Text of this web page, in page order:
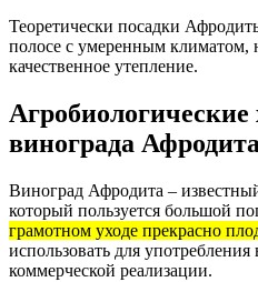
Теоретически посадки
полосе с умеренным климатом,
качественное утепление.
винограда
Виноград Афродита –
который пользуется большой
грамотном уходе прекрасно
использовать для
коммерческой реализации.